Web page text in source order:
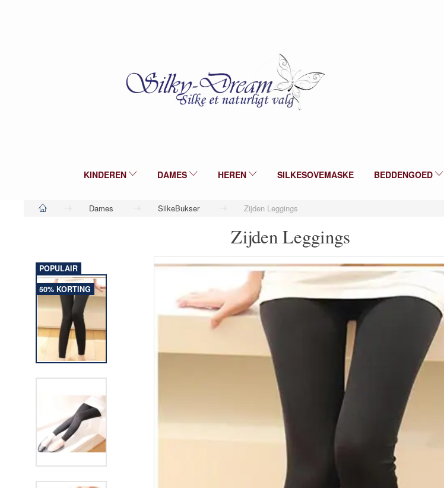
KINDEREN DAMES HEREN SILKESOVEMASKE BEDDENGOED
Dames SilkeBukser Zijden Leggings
Zijden Leggings
POPULAIR
50% KORTING